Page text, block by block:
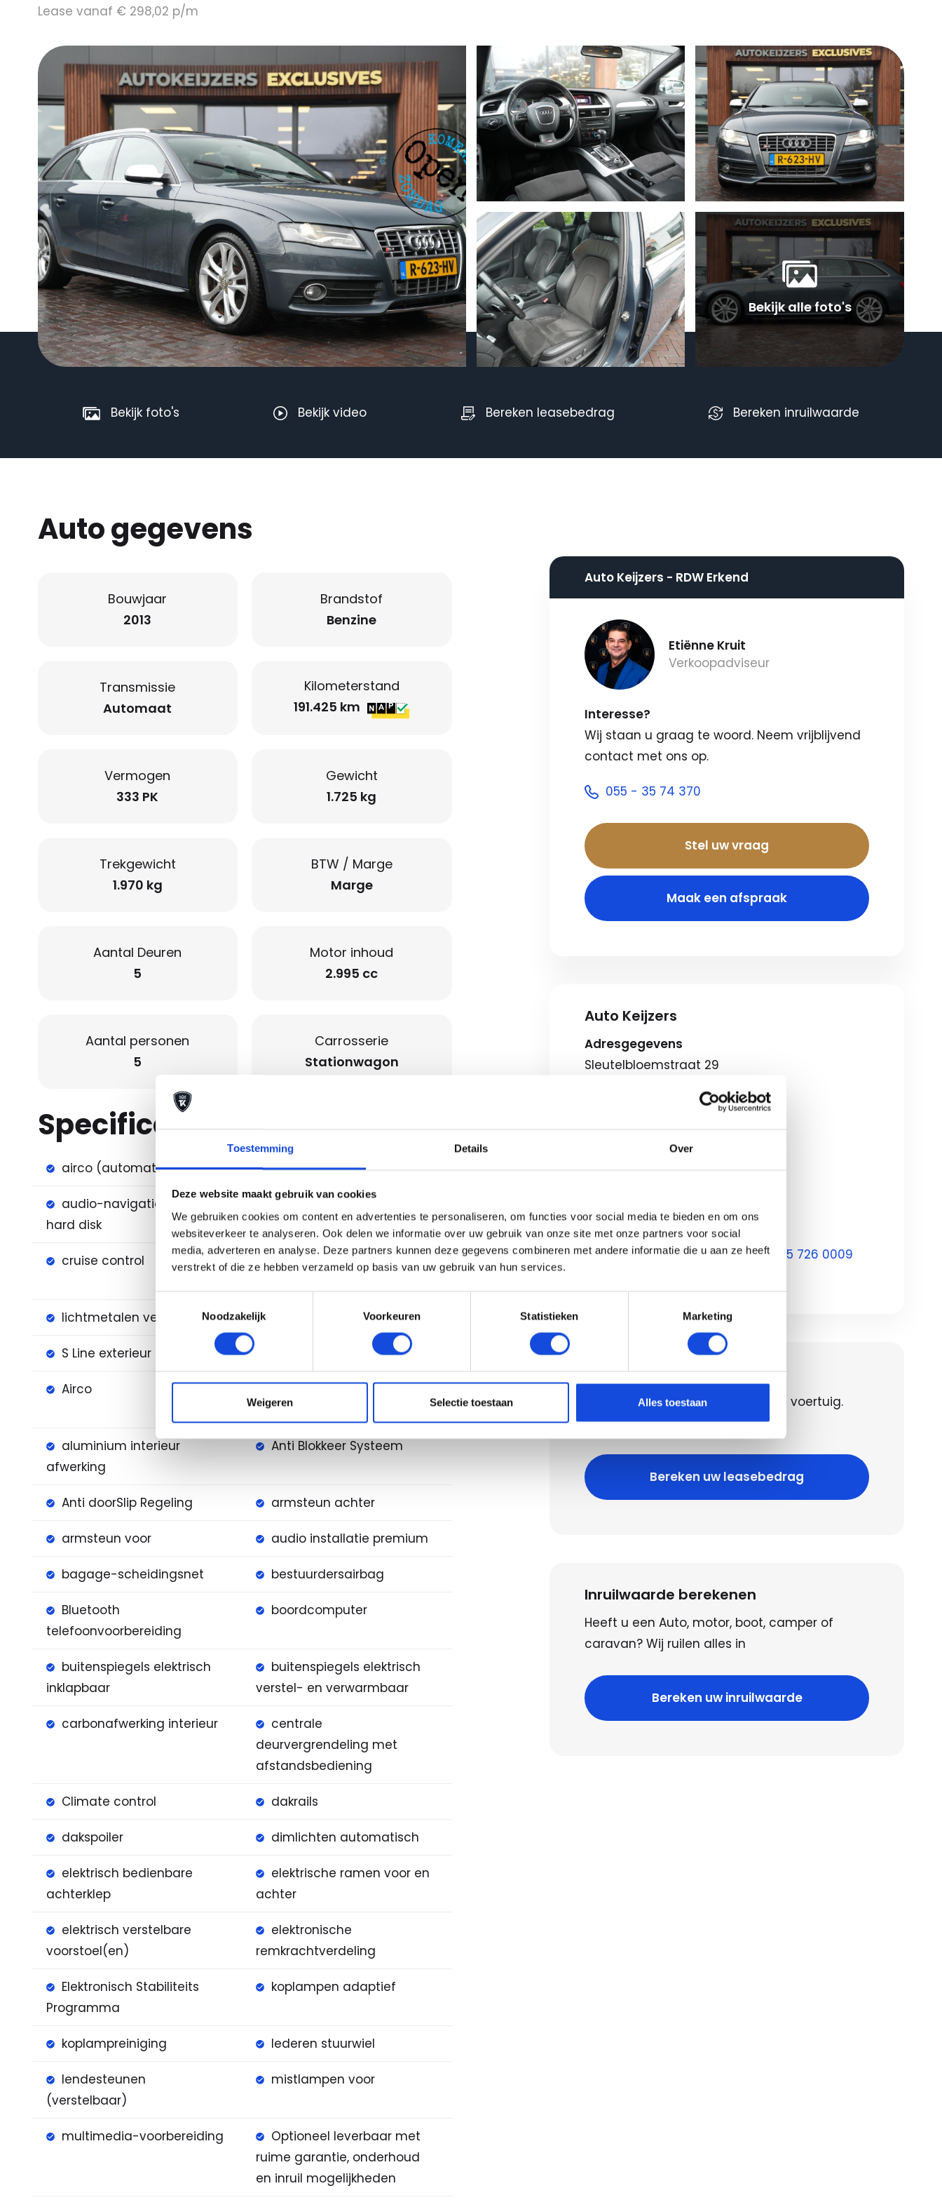
Toestemming Details Over
Deze website maakt gebruik van cookies
We gebruiken cookies om content en advertenties te personaliseren, om functies voor social media te bieden en om ons
websiteverkeer te analyseren. Ook delen we informatie over uw gebruik van onze site met onze partners voor social
media, adverteren en analyse. Deze partners kunnen deze gegevens combineren met andere informatie die u aan ze heeft
verstrekt of die ze hebben verzameld op basis van uw gebruik van hun services.
Noodzakelijk
Voorkeuren Statistieken Marketing
Weigeren Selectie toestaan Alles toestaan
Lease vanaf € 298,02 p/m
Bekijk alle foto's
Bekijk foto's Bekijk video Bereken leasebedrag Bereken inruilwaarde
Auto gegevens
Bouwjaar
2013
Brandstof
Benzine
Transmissie
Automaat
Kilometerstand
191.425 km
Vermogen
333 PK
Gewicht
1.725 kg
Trekgewicht
1.970 kg
BTW / Marge
Marge
Aantal Deuren
5
Motor inhoud
2.995 cc
Aantal personen
5
Carrosserie
Stationwagon
Specificaties
airco (automatisch) airco separaat achter
audio-navigatie full map +
hard disk
bi-xenon koplampen
cruise control
elektrisch glazen
lichtmetalen velgen 19" luxe lederen bekleding
S Line exterieur achterbank neerklapbaar
Airco
alarm klasse
1(startblokkering)
aluminium interieur
afwerking
Anti Blokkeer Systeem
Anti doorSlip Regeling armsteun achter
armsteun voor audio installatie premium
bagage-scheidingsnet bestuurdersairbag
Bluetooth
telefoonvoorbereiding
boordcomputer
buitenspiegels elektrisch
inklapbaar
buitenspiegels elektrisch
verstel- en verwarmbaar
carbonafwerking interieur
centrale
deurvergrendeling met
afstandsbediening
Climate control dakrails
dakspoiler dimlichten automatisch
elektrisch bedienbare
achterklep
elektrische ramen voor en
achter
elektrisch verstelbare
voorstoel(en)
elektronische
remkrachtverdeling
Elektronisch Stabiliteits
Programma
koplampen adaptief
koplampreiniging lederen stuurwiel
lendesteunen
(verstelbaar)
mistlampen voor
multimedia-voorbereiding
Optioneel leverbaar met
ruime garantie, onderhoud
en inruil mogelijkheden
Auto Keijzers - RDW Erkend
Etiënne Kruit
Verkoopadviseur
Interesse?
Wij staan u graag te woord. Neem vrijblijvend
contact met ons op.
055 - 35 74 370
Stel uw vraag
Maak een afspraak
Auto Keijzers
Adresgegevens
Sleutelbloemstraat 29
Openingstijden
Ma-vr
08:00-18:00
Koopzondagen*
12:00-17:00
Neem contact met ons op via 055 726 0009
Bereken uw leasebedrag
Bereken het leasebedrag voor dit voertuig.
Let op, geld lenen kost ook geld!
Bereken uw leasebedrag
Inruilwaarde berekenen
Heeft u een Auto, motor, boot, camper of
caravan? Wij ruilen alles in
Bereken uw inruilwaarde